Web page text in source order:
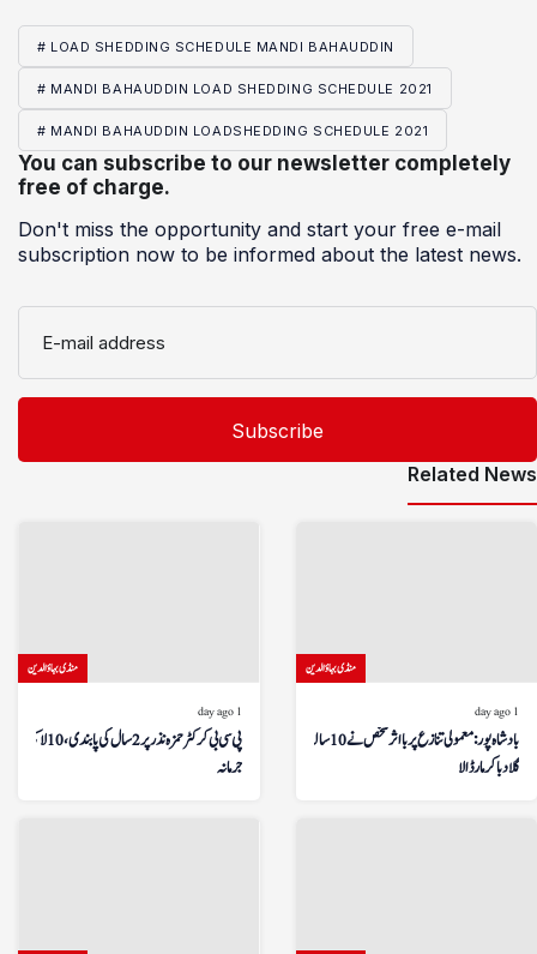
# LOAD SHEDDING SCHEDULE MANDI BAHAUDDIN
# MANDI BAHAUDDIN LOAD SHEDDING SCHEDULE 2021
# MANDI BAHAUDDIN LOADSHEDDING SCHEDULE 2021
You can subscribe to our newsletter completely
free of charge.
Don't miss the opportunity and start your free e-mail
subscription now to be informed about the latest news.
E-mail address
Related News
منڈی بہاؤالدین
1 day ago
پی سی بی کرکٹر حمزہ نذر پر 2 سال کی پابندی، 10 لاکھ روپے
جرمانہ
منڈی بہاؤالدین
1 day ago
بادشاہ پور: معمولی تنازع پر بااثر شخص نے 10 سالہ بچے کو
گلا دبا کر مار ڈالا